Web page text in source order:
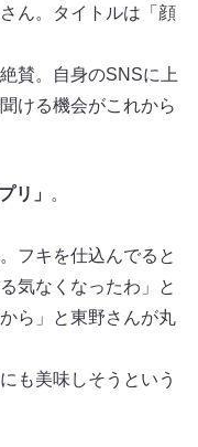
ん。タイトルは「顔
賛。自身のSNSに上
ける機会がこれから
リ」
。
フキを仕込んでると
気なくなったわ」と
ら」と東野さんが丸
も美味しそうという